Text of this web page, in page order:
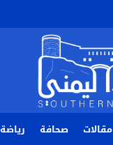
مقالات صحافة رياضة